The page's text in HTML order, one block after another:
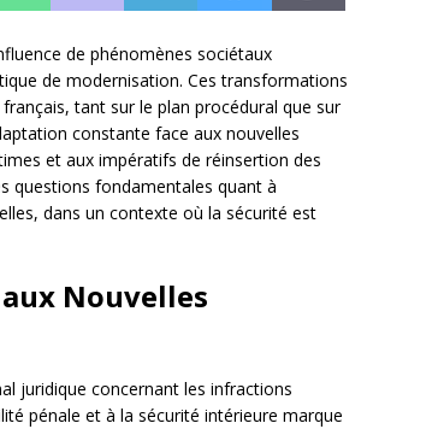
de phénomènes sociétaux
de modernisation. Ces transformations
tant sur le plan procédural que sur
constante face aux nouvelles
et aux impératifs de réinsertion des
questions fondamentales quant à
dans un contexte où la sécurité est
Nouvelles
juridique concernant les infractions
pénale et à la sécurité intérieure marque